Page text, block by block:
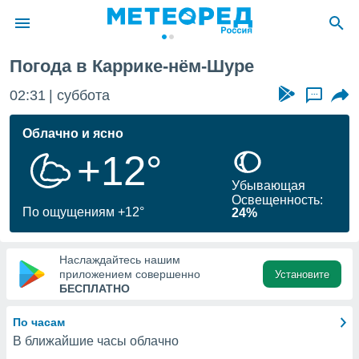
о
Вы можете
к этому
доступ
Погода в Каррике-нём-Шуре
02:31 суббота ...
Облачно и ясно
+12°
По ощущениям +12°
Убывающая
Освещенность:
24%
Наслаждайтесь нашим
приложением совершенно
БЕСПЛАТНО
Установите
По часам
В ближайшие часы облачно